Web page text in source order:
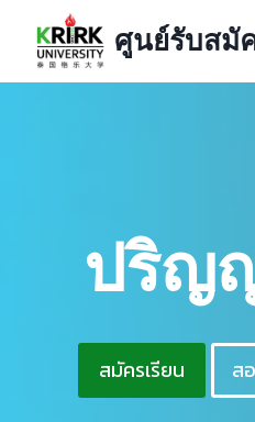
content
ศูนย์รับสมั
ปริญ
สมัครเรียน ส